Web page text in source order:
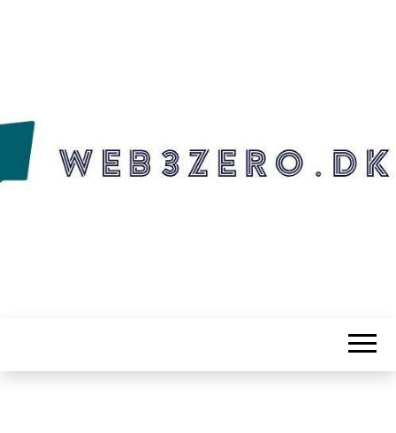
WEB3ZERO.DK
Web3zero.dk